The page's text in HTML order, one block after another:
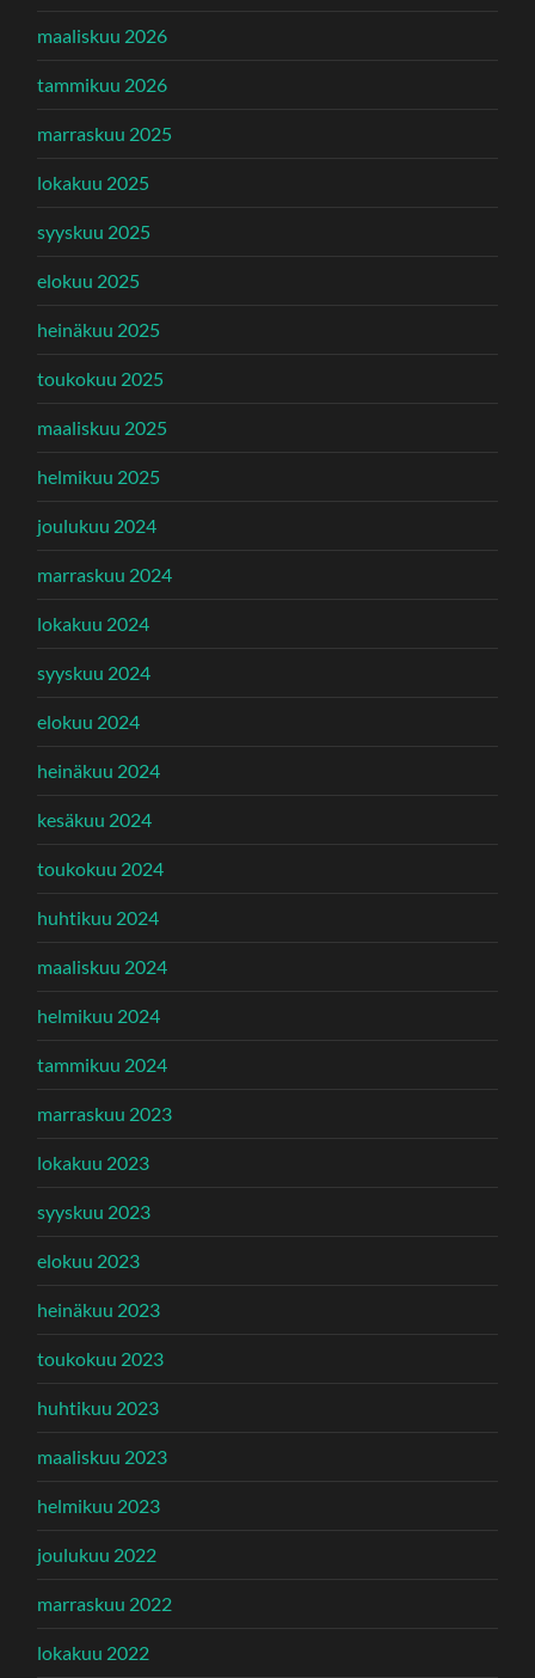
maaliskuu 2026
tammikuu 2026
marraskuu 2025
lokakuu 2025
syyskuu 2025
elokuu 2025
heinäkuu 2025
toukokuu 2025
maaliskuu 2025
helmikuu 2025
joulukuu 2024
marraskuu 2024
lokakuu 2024
syyskuu 2024
elokuu 2024
heinäkuu 2024
kesäkuu 2024
toukokuu 2024
huhtikuu 2024
maaliskuu 2024
helmikuu 2024
tammikuu 2024
marraskuu 2023
lokakuu 2023
syyskuu 2023
elokuu 2023
heinäkuu 2023
toukokuu 2023
huhtikuu 2023
maaliskuu 2023
helmikuu 2023
joulukuu 2022
marraskuu 2022
lokakuu 2022